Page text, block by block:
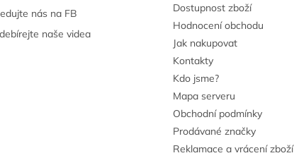
nás na FB
naše videa
Dostupnost zboží
Hodnocení obchodu
Jak nakupovat
Kontakty
Kdo jsme?
Mapa serveru
Obchodní podmínky
Prodávané značky
Reklamace a vrácení zboží